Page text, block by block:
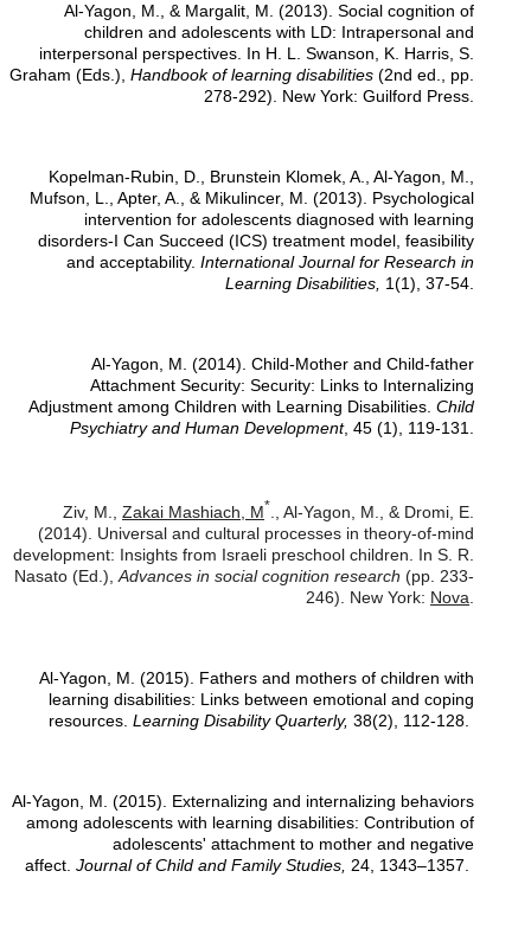
Al-Yagon, M., & Margalit, M. (2013). Social cognition of
children and adolescents with LD: Intrapersonal and
interpersonal perspectives. In H. L. Swanson, K. Harris, S.
Graham (Eds.), Handbook of learning disabilities (2nd ed., pp.
278-292). New York: Guilford Press.
Kopelman-Rubin, D., Brunstein Klomek, A., Al-Yagon, M.,
Mufson, L., Apter, A., & Mikulincer, M. (2013). Psychological
intervention for adolescents diagnosed with learning
disorders-I Can Succeed (ICS) treatment model, feasibility
and acceptability. International Journal for Research in
Learning Disabilities, 1(1), 37-54.
Al-Yagon, M. (2014). Child-Mother and Child-father
Attachment Security: Security: Links to Internalizing
Adjustment among Children with Learning Disabilities. Child
Psychiatry and Human Development, 45 (1), 119-131.
Ziv, M., Zakai Mashiach, M*
., Al-Yagon, M., & Dromi, E.
(2014). Universal and cultural processes in theory-of-mind
development: Insights from Israeli preschool children. In S. R.
Nasato (Ed.), Advances in social cognition research (pp. 233-
246). New York: Nova
Al-Yagon, M. (2015). Fathers and mothers of children with
learning disabilities: Links between emotional and coping
resources. Learning Disability Quarterly, 38(2), 112-128.
Al-Yagon, M. (2015). Externalizing and internalizing behaviors
among adolescents with learning disabilities: Contribution of
adolescents' attachment to mother and negative
affect. Journal of Child and Family Studies, 24, 1343–1357.